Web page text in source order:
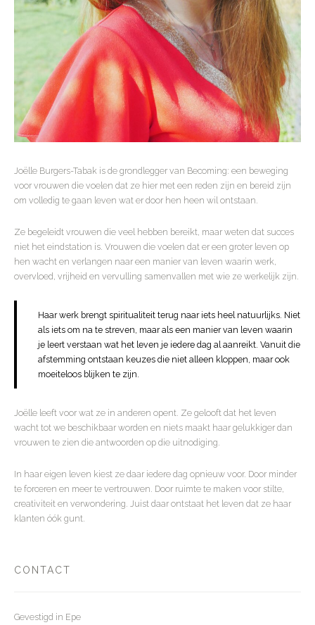
Joëlle Burgers-Tabak is de grondlegger van Becoming: een beweging
voor vrouwen die voelen dat ze hier met een reden zijn en bereid zijn
om volledig te gaan leven wat er door hen heen wil ontstaan.
Ze begeleidt vrouwen die veel hebben bereikt, maar weten dat succes
niet het eindstation is. Vrouwen die voelen dat er een groter leven op
hen wacht en verlangen naar een manier van leven waarin werk,
overvloed, vrijheid en vervulling samenvallen met wie ze werkelijk zijn.
Haar werk brengt spiritualiteit terug naar iets heel natuurlijks. Niet
als iets om na te streven, maar als een manier van leven waarin
je leert verstaan wat het leven je iedere dag al aanreikt. Vanuit die
afstemming ontstaan keuzes die niet alleen kloppen, maar ook
moeiteloos blijken te zijn.
Joëlle leeft voor wat ze in anderen opent. Ze gelooft dat het leven
wacht tot we beschikbaar worden en niets maakt haar gelukkiger dan
vrouwen te zien die antwoorden op die uitnodiging.
In haar eigen leven kiest ze daar iedere dag opnieuw voor. Door minder
te forceren en meer te vertrouwen. Door ruimte te maken voor stilte,
creativiteit en verwondering. Juist daar ontstaat het leven dat ze haar
klanten óók gunt.
CONTACT
Gevestigd in Epe